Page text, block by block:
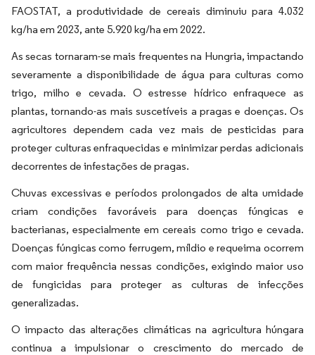
FAOSTAT, a produtividade de cereais diminuiu para 4.032
kg/ha em 2023, ante 5.920 kg/ha em 2022.
As secas tornaram-se mais frequentes na Hungria, impactando
severamente a disponibilidade de água para culturas como
trigo, milho e cevada. O estresse hídrico enfraquece as
plantas, tornando-as mais suscetíveis a pragas e doenças. Os
agricultores dependem cada vez mais de pesticidas para
proteger culturas enfraquecidas e minimizar perdas adicionais
decorrentes de infestações de pragas.
Chuvas excessivas e períodos prolongados de alta umidade
criam condições favoráveis para doenças fúngicas e
bacterianas, especialmente em cereais como trigo e cevada.
Doenças fúngicas como ferrugem, míldio e requeima ocorrem
com maior frequência nessas condições, exigindo maior uso
de fungicidas para proteger as culturas de infecções
generalizadas.
O impacto das alterações climáticas na agricultura húngara
continua a impulsionar o crescimento do mercado de